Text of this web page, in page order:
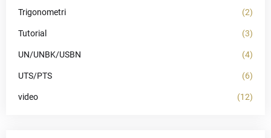
Trigonometri (2)
Tutorial (3)
UN/UNBK/USBN (4)
UTS/PTS (6)
video (12)